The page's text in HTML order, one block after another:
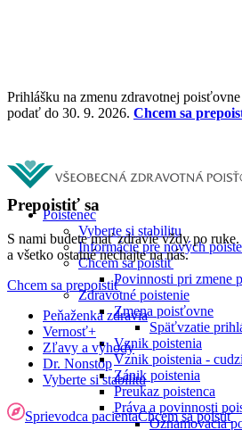
Prihlášku na zmenu zdravotnej poisťovne
podať do 30. 9. 2026. Chcem sa
Poistenec
Vyberte si stabilitu
Informácie pre nových
Chcem sa poistiť
Povinnosti pri zmene
Zdravotné poistenie
Zmena poisťovne
Späťvzatie
Vznik poistenia
Vznik poistenia -
Zánik poistenia
Preukaz poistenca
Práva a povinnosti
Oznamovacia
Prepoistiť sa
S nami budete mať zdravie vždy po ruke.
a všetko ostatné nechajte na nás.
Chcem sa prepoistiť
Peňaženka zdravia
Vernosť+
Zľavy a výhody
Dr. Nonstop
Vyberte si stabilitu
Sprievodca pacientaChcem sa poistiť